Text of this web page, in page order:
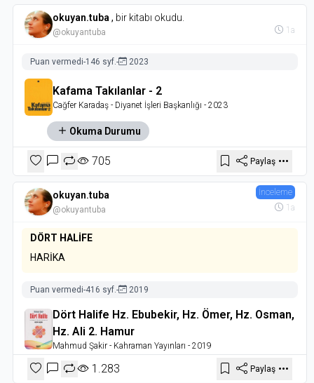
okuyan.tuba , bir kitabı okudu.
@okuyantuba 1a
Puan vermedi-146 syf.- 2023
Kafama Takılanlar - 2
Cağfer Karadaş - Diyanet İşleri Başkanlığı - 2023
Okuma Durumu
705 Paylaş
okuyan.tuba
@okuyantuba
İnceleme
1a
DÖRT HALİFE
HARİKA
Puan vermedi-416 syf.- 2019
Dört Halife Hz. Ebubekir, Hz. Ömer, Hz. Osman,
Hz. Ali 2. Hamur
Mahmud Şakir - Kahraman Yayınları - 2019
1.283 Paylaş